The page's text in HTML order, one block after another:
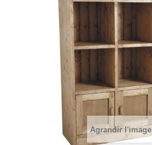
Agrandir l'image